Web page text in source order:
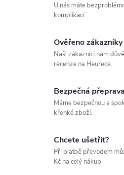
U nás máte
komplikací.
Ověřeno zákazníky
Naši zákazníci nám
recenze na Heurece.
Bezpečná přeprava
Máme bezpečnou a
křehké zboží.
Chcete ušetřit?
Při platbě převodem
Kč na celý nákup.